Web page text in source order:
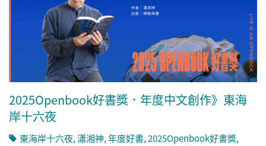
2025Openbook好書獎．年度中文創作》東海
岸十六夜
東海岸十六夜,瀟湘神,年度好書,2025Openbook好書獎,